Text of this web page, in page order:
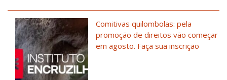
Comitivas quilombolas: pela
promoção de direitos vão começar
em agosto. Faça sua inscrição